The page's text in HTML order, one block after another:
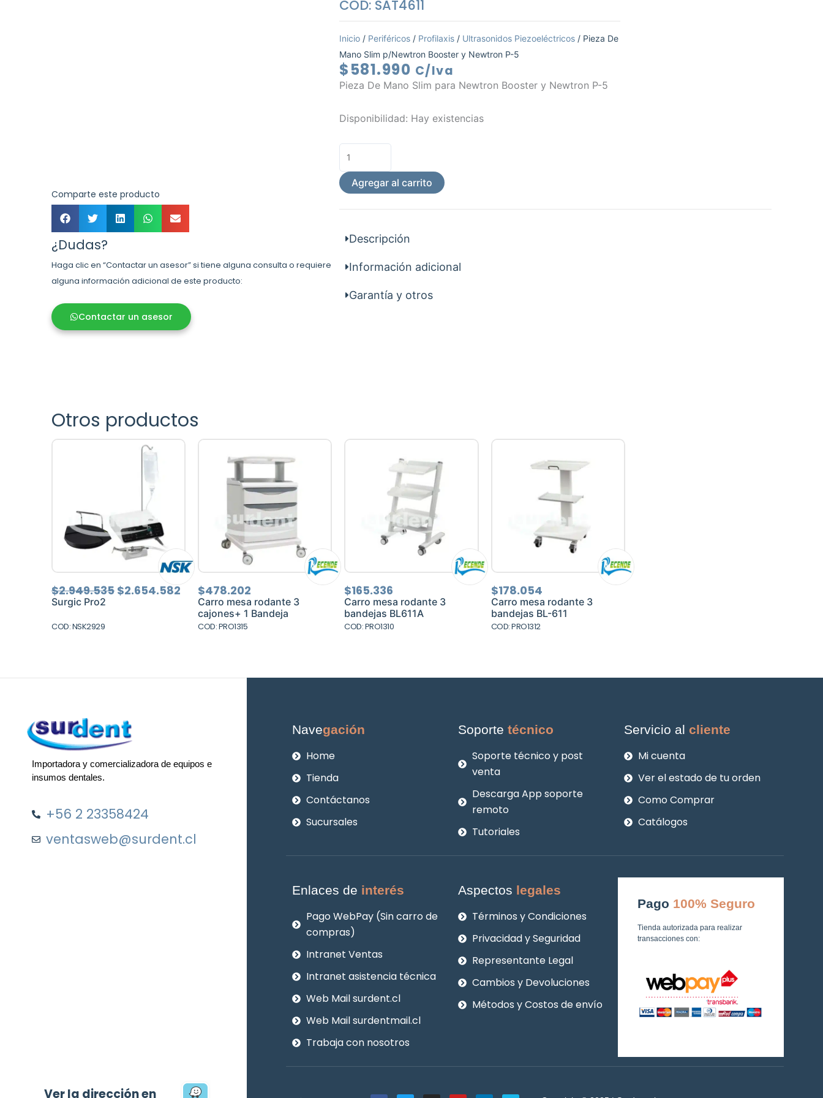
Comparte este producto
¿Dudas?
Haga clic en “Contactar un asesor” si tiene alguna consulta o requiere
alguna información adicional de este producto:
Contactar un asesor
COD: SAT4611
Inicio / Periféricos / Profilaxis / Ultrasonidos Piezoeléctricos / Pieza De
Mano Slim p/Newtron Booster y Newtron P-5
$581.990 C/Iva
Pieza De Mano Slim para Newtron Booster y Newtron P-5
Disponibilidad: Hay existencias
Pieza
Mano
p/Newtron
Booster
y
P-
Agregar al carrito
Descripción
Información adicional
Garantía y otros
Otros productos
$2.949.535 El
precio
$2.654.582
precio
actual
$2.654.582.
Surgic Pro2
COD: NSK2929
$478.202
Carro mesa rodante 3
cajones+ 1 Bandeja
COD: PRO1315
$165.336
Carro mesa rodante 3
bandejas BL611A
COD: PRO1310
$178.054
Carro mesa rodante 3
bandejas BL-611
COD: PRO1312
Importadora y comercializadora de equipos e
insumos dentales.
+56 2 23358424
ventasweb@surdent.cl
Ver la dirección en
Navegación
Home
Tienda
Contáctanos
Sucursales
Soportetécnico
Soporte técnico y post
venta
Descarga App soporte
remoto
Tutoriales
Servicio alcliente
Mi cuenta
Ver el estado de tu orden
Como Comprar
Catálogos
Enlaces de interés
Pago WebPay (Sin carro de
compras)
Intranet Ventas
Intranet asistencia técnica
Web Mail surdent.cl
Web Mail surdentmail.cl
Trabaja con nosotros
Aspectos legales
Términos y Condiciones
Privacidad y Seguridad
Representante Legal
Cambios y Devoluciones
Métodos y Costos de envío
Pago 100% Seguro
Tienda autorizada para realizar
transacciones con: